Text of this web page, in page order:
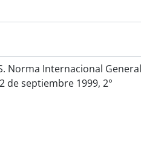
Norma Internacional General
de septiembre 1999, 2°